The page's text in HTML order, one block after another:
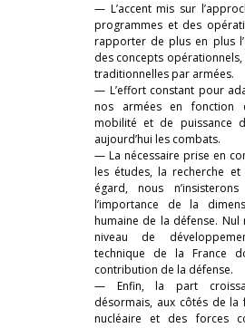
— L’accent mis sur
programmes et des
rapporter de plus en plus
des concepts
traditionnelles par armées.
— L’effort constant pour
nos armées en fonction
mobilité et de puissance
aujourd’hui les combats.
— La nécessaire prise en
les études, la recherche
égard, nous
l’importance de la
humaine de la défense. Nul
niveau de
technique de la France
contribution de la défense.
— Enfin, la part
désormais, aux côtés de la
nucléaire et des forces